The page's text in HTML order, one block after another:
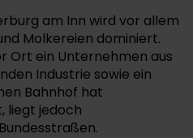
am Inn wird vor allem
Molkereien dominiert.
Ort ein Unternehmen aus
Industrie sowie ein
Bahnhof hat
liegt jedoch